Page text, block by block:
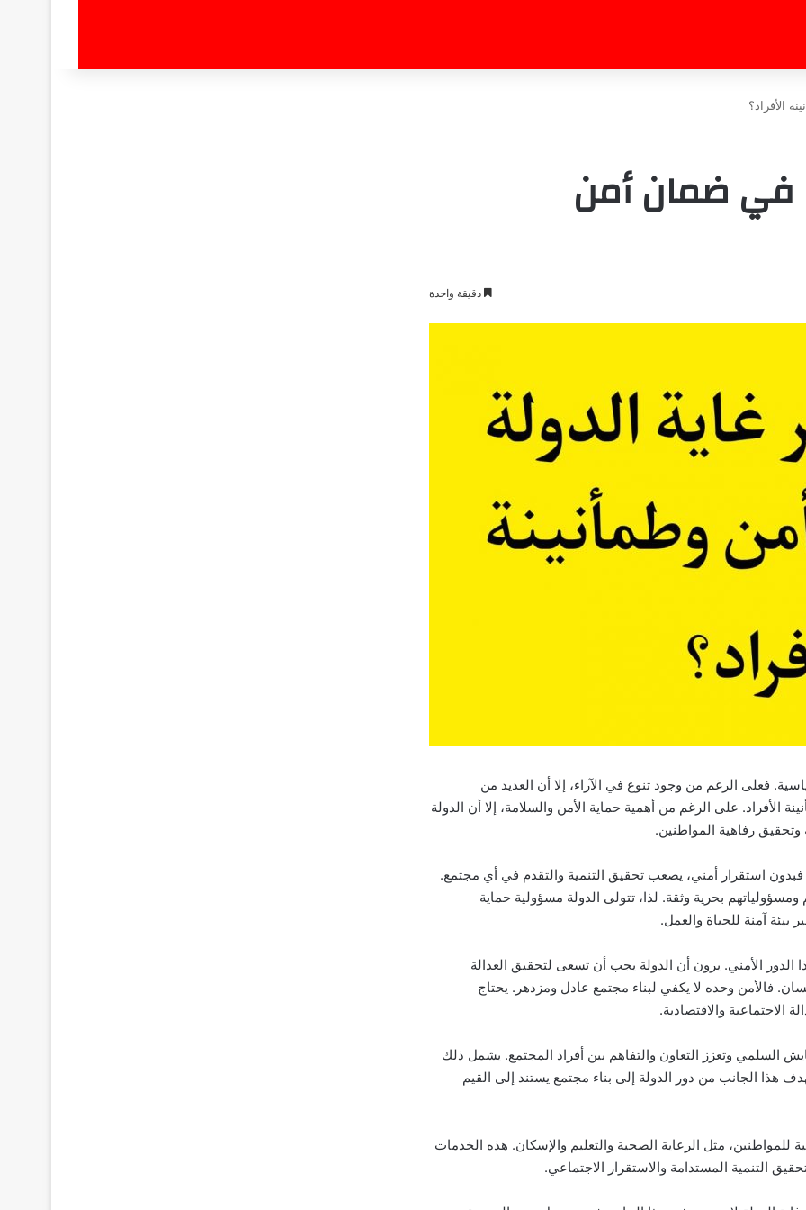
الأفراد؟
في ضمان أمن
دقيقة واحدة
فعلى الرغم من وجود تنوع في الآراء، إلا أن العديد من
الأفراد. على الرغم من أهمية حماية الأمن والسلامة، إلا أن الدولة
وتحقيق رفاهية المواطنين.
فبدون استقرار أمني، يصعب تحقيق التنمية والتقدم في أي مجتمع.
بحرية وثقة. لذا، تتولى الدولة مسؤولية حماية
بيئة آمنة للحياة والعمل.
الدور الأمني. يرون أن الدولة يجب أن تسعى لتحقيق العدالة
فالأمن وحده لا يكفي لبناء مجتمع عادل ومزدهر. يحتاج
الاجتماعية والاقتصادية.
السلمي وتعزز التعاون والتفاهم بين أفراد المجتمع. يشمل ذلك
هذا الجانب من دور الدولة إلى بناء مجتمع يستند إلى القيم
للمواطنين، مثل الرعاية الصحية والتعليم والإسكان. هذه الخدمات
التنمية المستدامة والاستقرار الاجتماعي.